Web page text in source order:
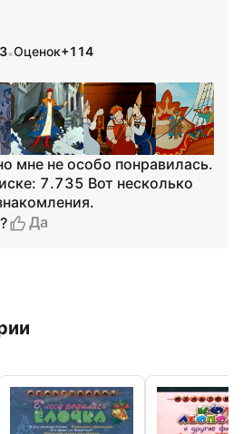
•Оценок+114
мне не особо понравилась.
7.735 Вот несколько
Да